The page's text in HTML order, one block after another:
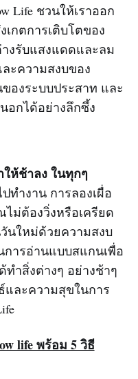
Life ชวนให้เราออก
กตการเติบโตของ
งรับแสงแดดและลม
ะความสงบของ
องระบบประสาท และ
อกได้อย่างลึกซึ้ง
ให้ช้าลง ในทุกๆ
ทำงาน การลองเผื่อ
ไม่ต้องวิ่งหรือเครียด
นใหม่ด้วยความสงบ
ารอ่านแบบสแกนเพื่อ
ทำสิ่งต่างๆ อย่างช้าๆ
ละความสุขในการ
life พร้อม 5 วิธี